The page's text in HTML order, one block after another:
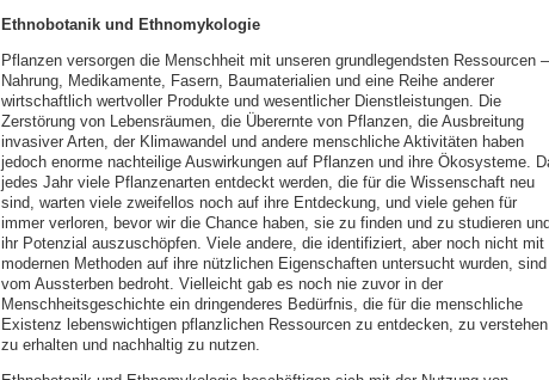
Ethnobotanik und Ethnomykologie
Pflanzen versorgen die Menschheit mit unseren grundlegendsten Ressourcen –
Nahrung, Medikamente, Fasern, Baumaterialien und eine Reihe anderer
wirtschaftlich wertvoller Produkte und wesentlicher Dienstleistungen. Die
Zerstörung von Lebensräumen, die Überernte von Pflanzen, die Ausbreitung
invasiver Arten, der Klimawandel und andere menschliche Aktivitäten haben
jedoch enorme nachteilige Auswirkungen auf Pflanzen und ihre Ökosysteme.
jedes Jahr viele Pflanzenarten entdeckt werden, die für die Wissenschaft neu
sind, warten viele zweifellos noch auf ihre Entdeckung, und viele gehen für
immer verloren, bevor wir die Chance haben, sie zu finden und zu studieren
ihr Potenzial auszuschöpfen. Viele andere, die identifiziert, aber noch nicht mit
modernen Methoden auf ihre nützlichen Eigenschaften untersucht wurden, sind
vom Aussterben bedroht. Vielleicht gab es noch nie zuvor in der
Menschheitsgeschichte ein dringenderes Bedürfnis, die für die menschliche
Existenz lebenswichtigen pflanzlichen Ressourcen zu entdecken, zu
zu erhalten und nachhaltig zu nutzen.